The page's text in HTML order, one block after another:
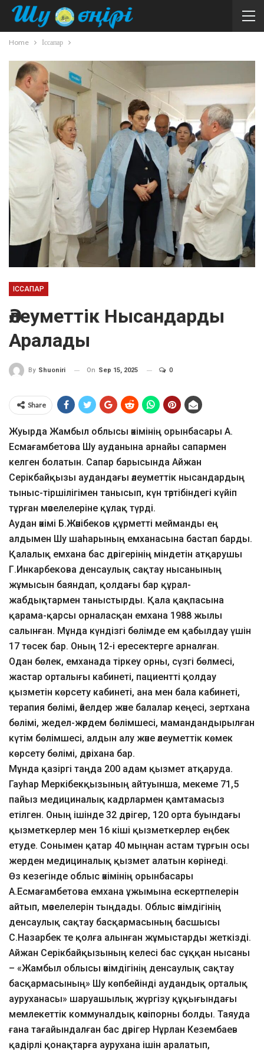
Home Іссапар
ІССАПАР
Әлеуметтік Нысандарды
Аралады
By Shuoniri On Sep 15, 2025 0
Share
Жуырда Жамбыл облысы әкімінің орынбасары А.
Есмағамбетова Шу ауданына арнайы сапармен
келген болатын. Сапар барысында Айжан
Серікбайқызы аудандағы әлеуметтік нысандардың
тыныс-тіршілігімен танысып, күн тәртібіндегі күйіп
тұрған мәселелеріне құлақ түрді.
Аудан әкімі Б.Жәнібеков құрметті мейманды ең
алдымен Шу шаһарының емханасына бастап барды.
Қалалық емхана бас дәрігерінің міндетін атқарушы
Г.Инкарбекова денсаулық сақтау нысанының
жұмысын баяндап, қолдағы бар құрал-
жабдықтармен таныстырды. Қала қақпасына
қарама-қарсы орналасқан емхана 1988 жылы
салынған. Мұнда күндізгі бөлімде ем қабылдау үшін
17 төсек бар. Оның 12-і ересектерге арналған.
Одан бөлек, емханада тіркеу орны, сүзгі бөлмесі,
жастар орталығы кабинеті, пациентті қолдау
қызметін көрсету кабинеті, ана мен бала кабинеті,
терапия бөлімі, әйелдер және балалар кеңесі, зертхана
бөлімі, жедел-жәрдем бөлімшесі, мамандандырылған
күтім бөлімшесі, алдын алу және әлеуметтік көмек
көрсету бөлімі, дәріхана бар.
Мұнда қазіргі таңда 200 адам қызмет атқаруда.
Гауһар Меркібекқызының айтуынша, мекеме 71,5
пайыз медициналық кадрлармен қамтамасыз
етілген. Оның ішінде 32 дәрігер, 120 орта буындағы
қызметкерлер мен 16 кіші қызметкерлер еңбек
етуде. Сонымен қатар 40 мыңнан астам тұрғын осы
жерден медициналық қызмет алатын көрінеді.
Өз кезегінде облыс әкімінің орынбасары
А.Есмағамбетова емхана ұжымына ескертпелерін
айтып, мәселелерін тыңдады. Облыс әкімдігінің
денсаулық сақтау басқармасының басшысы
С.Назарбек те қолға алынған жұмыстарды жеткізді.
Айжан Серікбайқызының келесі бас сұққан нысаны
– «Жамбыл облысы әкімдігінің денсаулық сақтау
басқармасының» Шу көпбейінді аудандық орталық
ауруханасы» шаруашылық жүргізу құқығындағы
мемлекеттік коммуналдық кәсіпорны болды. Таяуда
ғана тағайындалған бас дәрігер Нұрлан Кезембаев
қадірлі қонақтарға аурухана ішін аралатып,